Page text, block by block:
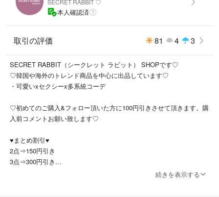
iPhoneX/XS
iPhoneXS Max
iPhoneXR
iPhone11
iPhone11Pro
iPhone11Pro Max
iPhone12
iPhone12Pro
iPhone12Pro Max
iPhone13Pro
iPhone13Pro Max
iPhone14Pro
iPhone14Pro Max
iPhone14plus
SECRET RABBIT ♡
本人確認済
取引の評価 81 4 3
SECRET RABBIT（シークレット ラビット） SHOPです♡
♡韓国や海外のトレンド商品を中心に出品しています♡
・可愛いxセクシーx多系統コーデ
♡初めてのご購入&フォロー頂いた方に100円引きさせて頂きます。購
入前コメントお願い致します♡
♥︎まとめ割引♥︎
2点⇒150円引き
3点⇒300円引き
続きを表示する